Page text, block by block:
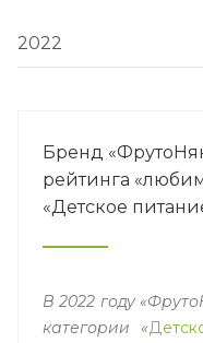
Бренд
рейтинга
«Детское
В 2022 году
категории «